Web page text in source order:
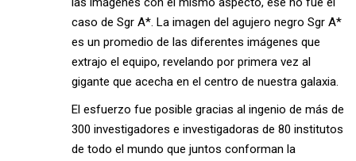
caso de Sgr A*. La imagen del agujero negro Sgr A*
es un promedio de las diferentes imágenes que
extrajo el equipo, revelando por primera vez al
gigante que acecha en el centro de nuestra galaxia.
El esfuerzo fue posible gracias al ingenio de más de
300 investigadores e investigadoras de 80 institutos
de todo el mundo que juntos conforman la